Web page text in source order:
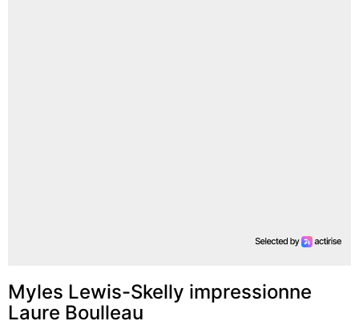
Myles Lewis-Skelly impressionne
Laure Boulleau